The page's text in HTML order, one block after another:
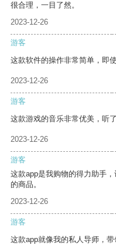
很合理，一目了然。
2023-12-26
游客
这款软件的操作非常简单，即
2023-12-26
游客
这款游戏的音乐非常优美，听
2023-12-26
游客
这款app是我购物的得力助手
的商品。
2023-12-26
游客
这款app就像我的私人导师，带